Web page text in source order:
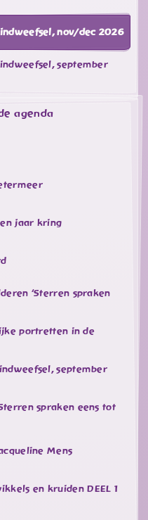
nov/dec 2026
september
agenda
jaar kring
‘Sterren spraken
portretten in de
september
spraken eens tot
Mens
en kruiden DEEL 1